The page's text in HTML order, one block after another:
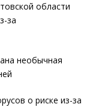
области
за
необычная
о риске из-за